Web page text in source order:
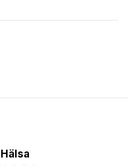
Hälsa